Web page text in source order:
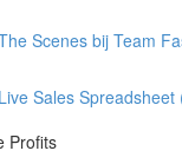
Scenes bij Team
Sales Spreadsheet
Profits